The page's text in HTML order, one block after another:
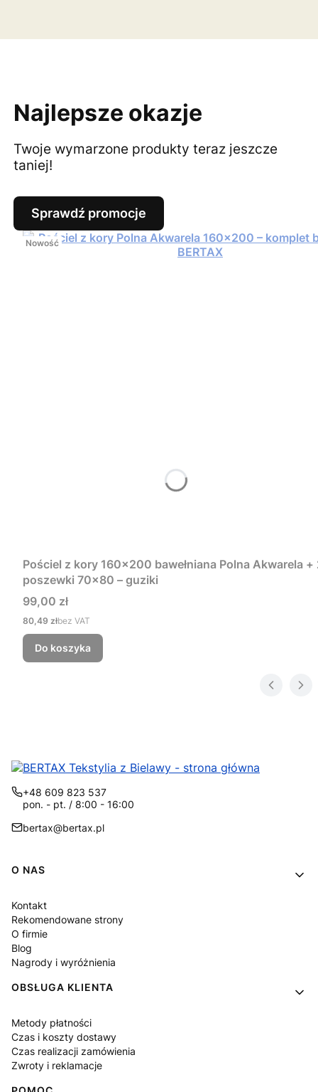
Najlepsze okazje
Twoje wymarzone produkty teraz jeszcze
taniej!
Sprawdź promocje
Nowość
Pościel z kory 160x200 bawełniana Polna Akwarela +
poszewki 70x80 – guziki
Cena
99,00 zł
Cena
80,49 złbez VAT
Do koszyka
+48 609 823 537
pon. - pt. / 8:00 - 16:00
bertax@bertax.pl
Linki w stopce
O NAS
Kontakt
Rekomendowane strony
O firmie
Blog
Nagrody i wyróżnienia
OBSŁUGA KLIENTA
Metody płatności
Czas i koszty dostawy
Czas realizacji zamówienia
Zwroty i reklamacje